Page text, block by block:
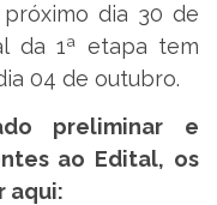
dia 30 de
da 1ª etapa tem
04 de outubro.
preliminar e
ao Edital, os
aqui: